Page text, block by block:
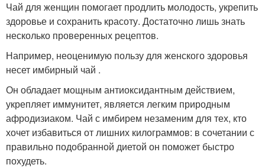
Чай для женщин помогает продлить молодость, укрепить
здоровье и сохранить красоту. Достаточно лишь знать
несколько проверенных рецептов.
Например, неоценимую пользу для женского здоровья
несет имбирный чай .
Он обладает мощным антиоксидантным действием,
укрепляет иммунитет, является легким природным
афродизиаком. Чай с имбирем незаменим для тех, кто
хочет избавиться от лишних килограммов: в сочетании с
правильно подобранной диетой он поможет быстро
похудеть.